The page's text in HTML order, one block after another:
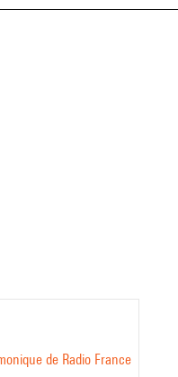
de Radio France